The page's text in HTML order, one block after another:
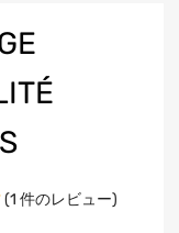
(1 件のレビュー)